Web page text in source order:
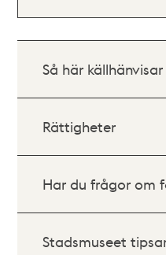
Så här
Rättigheter
Har du frågor om
Stadsmuseet